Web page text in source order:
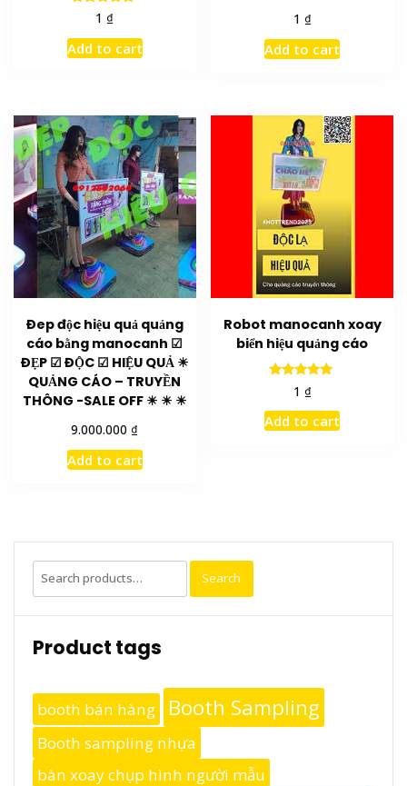
Rated
5.00
out of 5
1 ₫
Add to cart
1 ₫
Add to cart
Đep độc hiệu quả quảng
cáo bằng manocanh ☑
ĐẸP ☑ ĐỘC ☑ HIỆU QUẢ ☀
QUẢNG CÁO – TRUYỀN
THÔNG -SALE OFF ☀ ☀ ☀
9.000.000 ₫
Add to cart
Robot manocanh xoay
biển hiệu quảng cáo
Rated
5.00
out of 5
1 ₫
Add to cart
Search
for:
Search
Product tags
booth bán hàng Booth Sampling
Booth sampling nhựa
bàn xoay chụp hình người mẫu